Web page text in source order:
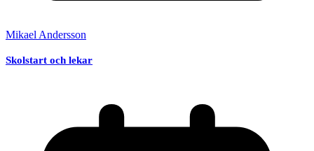
Mikael Andersson
Skolstart och lekar